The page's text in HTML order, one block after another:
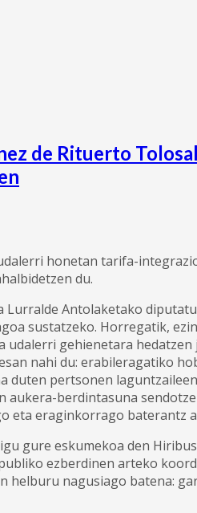
de Rituerto
honetan tarifa-
du.
Antolaketako
sustatzeko. Horregatik,
gehienetara
nahi du: erabileragatiko
pertsonen
berdintasuna
eta eraginkorrago baterantz
gure eskumekoa den
ezberdinen arteko
nagusiago batena: